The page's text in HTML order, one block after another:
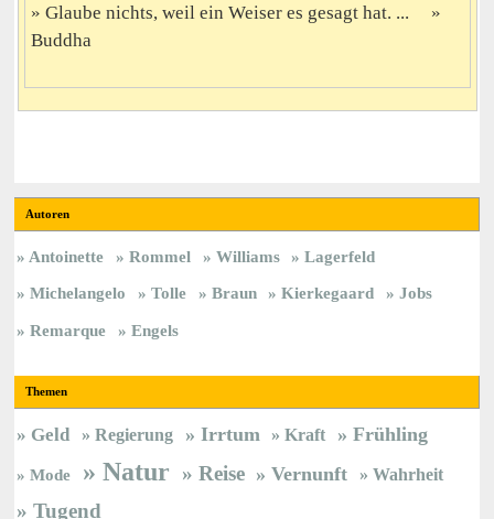
Glaube nichts, weil ein Weiser es gesagt hat. ...
Buddha
Autoren
Antoinette Rommel Williams
Lagerfeld
Michelangelo
Tolle Braun Kierkegaard
Jobs
Remarque
Engels
Themen
Geld Regierung Irrtum Kraft Frühling
Mode Natur Reise Vernunft Wahrheit
Tugend